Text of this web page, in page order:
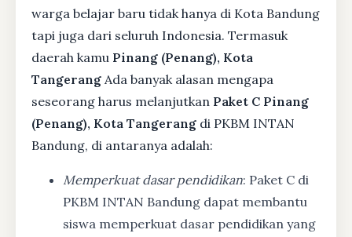
warga belajar baru tidak hanya di Kota Bandung
tapi juga dari seluruh Indonesia. Termasuk
daerah kamu Pinang (Penang), Kota
Tangerang Ada banyak alasan mengapa
seseorang harus melanjutkan Paket C Pinang
(Penang), Kota Tangerang di PKBM INTAN
Bandung, di antaranya adalah:
Memperkuat dasar pendidikan: Paket C di
PKBM INTAN Bandung dapat membantu
siswa memperkuat dasar pendidikan yang